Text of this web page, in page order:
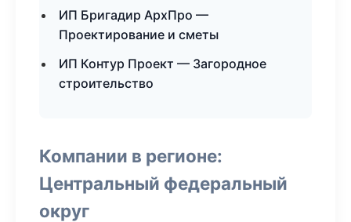
ИП Бригадир АрхПро —
Проектирование и сметы
ИП Контур Проект — Загородное
строительство
Компании в регионе:
Центральный федеральный
округ